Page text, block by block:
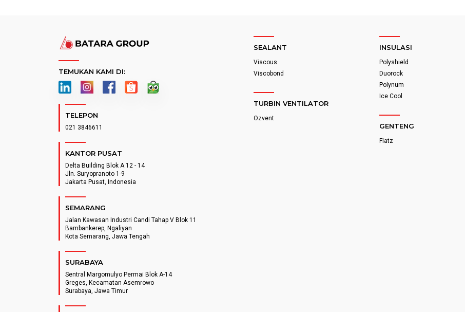
TEMUKAN KAMI DI:
TELEPON
021 3846611
KANTOR PUSAT
Delta Building Blok A 12 - 14
Jln. Suryopranoto 1-9
Jakarta Pusat, Indonesia
SEMARANG
Jalan Kawasan Industri Candi Tahap V Blok 11
Bambankerep, Ngaliyan
Kota Semarang, Jawa Tengah
SURABAYA
Sentral Margomulyo Permai Blok A-14
Greges, Kecamatan Asemrowo
Surabaya, Jawa Timur
SEALANT
Viscous
Viscobond
INSULASI
Polyshield
Duorock
Polynum
Ice Cool
TURBIN VENTILATOR
Ozvent
GENTENG
Flatz